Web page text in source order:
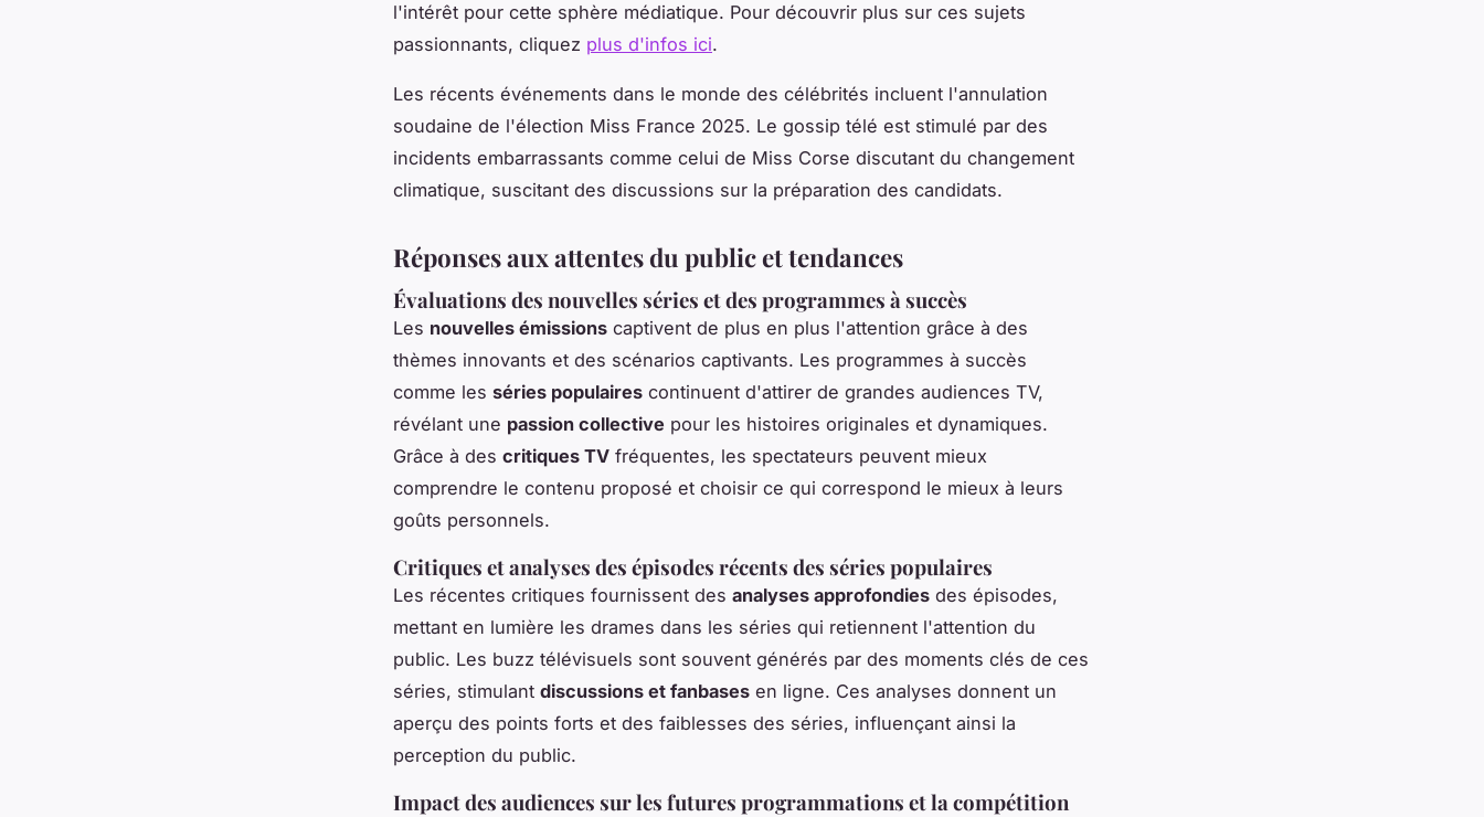
l'intérêt pour cette sphère médiatique. Pour découvrir plus sur ces sujets
passionnants, cliquez plus d'infos ici.
Les récents événements dans le monde des célébrités incluent l'annulation
soudaine de l'élection Miss France 2025. Le gossip télé est stimulé par des
incidents embarrassants comme celui de Miss Corse discutant du changement
climatique, suscitant des discussions sur la préparation des candidats.
Réponses aux attentes du public et tendances
Évaluations des nouvelles séries et des programmes à succès
Les nouvelles émissions captivent de plus en plus l'attention grâce à des
thèmes innovants et des scénarios captivants. Les programmes à succès
comme les séries populaires continuent d'attirer de grandes audiences TV,
révélant une passion collective pour les histoires originales et dynamiques.
Grâce à des critiques TV fréquentes, les spectateurs peuvent mieux
comprendre le contenu proposé et choisir ce qui correspond le mieux à leurs
goûts personnels.
Critiques et analyses des épisodes récents des séries populaires
Les récentes critiques fournissent des analyses approfondies des épisodes,
mettant en lumière les drames dans les séries qui retiennent l'attention du
public. Les buzz télévisuels sont souvent générés par des moments clés de ces
séries, stimulant discussions et fanbases en ligne. Ces analyses donnent un
aperçu des points forts et des faiblesses des séries, influençant ainsi la
perception du public.
Impact des audiences sur les futures programmations et la compétition